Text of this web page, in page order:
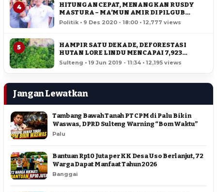
4
HITUNGAN CEPAT, MENANGKAN RUSDY
MASTURA – MA’MUN AMIR DI PILGUB
SULTENG
Politik • 9 Des 2020 - 18:00 • 12,777 views
5
HAMPIR SATU DEKADE, DEFORESTASI
HUTAN LORE LINDU MENCAPAI 7,923
HEKTAR
Sulteng • 19 Jun 2019 - 11:34 • 12,195 views
Jangan Lewatkan
Tambang Bawah Tanah PT CPM di Palu Bikin
Waswas, DPRD Sulteng Warning “Bom Waktu”
Palu
Bantuan Rp10 Juta per KK Desa Uso Berlanjut, 72
Warga Dapat Manfaat Tahun 2026
Banggai